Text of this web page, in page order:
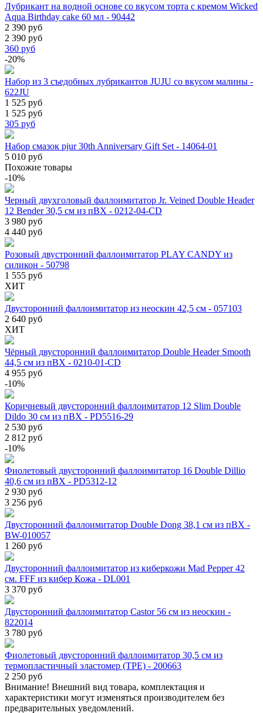
Лубрикант на водной основе со вкусом торта с кремом Wicked
Aqua Birthday cake 60 мл - 90442
2 390 руб
2 390 руб
360 руб
-20%
Набор из 3 съедобных лубрикантов JUJU со вкусом малины -
622JU
1 525 руб
1 525 руб
305 руб
Набор смазок pjur 30th Anniversary Gift Set - 14064-01
5 010 руб
Похожие товары
-10%
Черный двухголовый фаллоимитатор Jr. Veined Double Header
12 Bender 30,5 см из пВХ - 0212-04-CD
3 980 руб
4 440 руб
Розовый двустронний фаллоимитатор PLAY CANDY из
силикон - 50798
1 555 руб
ХИТ
Двусторонний фаллоимитатор из неоскин 42,5 см - 057103
2 640 руб
ХИТ
Чёрный двусторонний фаллоимитатор Double Header Smooth
44,5 см из пВХ - 0210-01-CD
4 955 руб
-10%
Коричневый двусторонний фаллоимитатор 12 Slim Double
Dildo 30 см из пВХ - PD5516-29
2 530 руб
2 812 руб
-10%
Фиолетовый двусторонний фаллоимитатор 16 Double Dillio
40,6 см из пВХ - PD5312-12
2 930 руб
3 256 руб
Двусторонний фаллоимитатор Double Dong 38,1 см из пВХ -
BW-010057
1 260 руб
Двусторонний фаллоимитатор из киберкожи Mad Pepper 42
см. FFF из кибер Кожа - DL001
3 370 руб
Двусторонний фаллоимитатор Castor 56 cм из неоскин -
822014
3 780 руб
Фиолетовый двусторонний фаллоимитатор 30,5 см из
термопластичный эластомер (TPE) - 200663
2 250 руб
Внимание! Внешний вид товара, комплектация и
характеристики могут изменяться производителем без
предварительных уведомлений.